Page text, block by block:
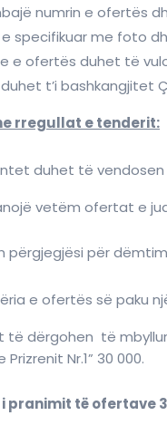
numrin e ofertës
specifikuar me foto
e ofertës duhet të
t’i bashkangjitet
rregullat e tenderit:
duhet të vendosen
vetëm ofertat e
përgjegjësi për
e ofertës së paku
dërgohen të
Prizrenit Nr.1” 30 000.
të ofertave